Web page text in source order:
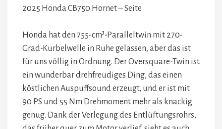
2025 Honda CB750 Hornet – Seite
Honda hat den 755-cm³-Paralleltwin mit 270-
Grad-Kurbelwelle in Ruhe gelassen, aber das ist
für uns völlig in Ordnung. Der Oversquare-Twin ist
ein wunderbar drehfreudiges Ding, das einen
köstlichen Auspuffsound erzeugt, und er ist mit
90 PS und 55 Nm Drehmoment mehr als knackig
genug. Dank der Verlegung des Entlüftungsrohrs,